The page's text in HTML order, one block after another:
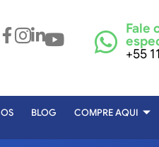
Fale
+55
BLOG COMPRE AQUI